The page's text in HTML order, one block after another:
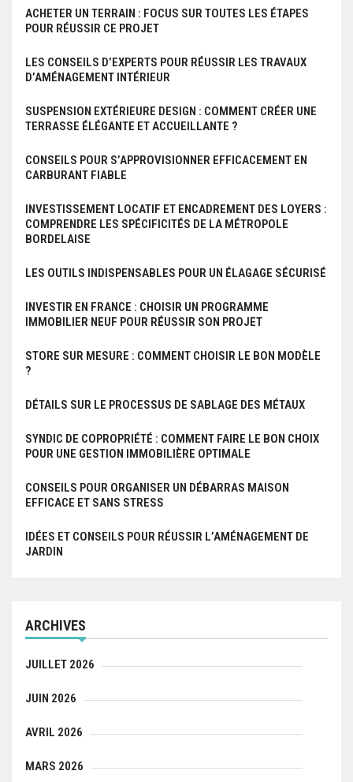
ACHETER UN TERRAIN : FOCUS SUR TOUTES LES ÉTAPES
POUR RÉUSSIR CE PROJET
LES CONSEILS D’EXPERTS POUR RÉUSSIR LES TRAVAUX
D’AMÉNAGEMENT INTÉRIEUR
SUSPENSION EXTÉRIEURE DESIGN : COMMENT CRÉER UNE
TERRASSE ÉLÉGANTE ET ACCUEILLANTE ?
CONSEILS POUR S’APPROVISIONNER EFFICACEMENT EN
CARBURANT FIABLE
INVESTISSEMENT LOCATIF ET ENCADREMENT DES LOYERS :
COMPRENDRE LES SPÉCIFICITÉS DE LA MÉTROPOLE
BORDELAISE
LES OUTILS INDISPENSABLES POUR UN ÉLAGAGE SÉCURISÉ
INVESTIR EN FRANCE : CHOISIR UN PROGRAMME
IMMOBILIER NEUF POUR RÉUSSIR SON PROJET
STORE SUR MESURE : COMMENT CHOISIR LE BON MODÈLE
?
DÉTAILS SUR LE PROCESSUS DE SABLAGE DES MÉTAUX
SYNDIC DE COPROPRIÉTÉ : COMMENT FAIRE LE BON CHOIX
POUR UNE GESTION IMMOBILIÈRE OPTIMALE
CONSEILS POUR ORGANISER UN DÉBARRAS MAISON
EFFICACE ET SANS STRESS
IDÉES ET CONSEILS POUR RÉUSSIR L’AMÉNAGEMENT DE
JARDIN
ARCHIVES
JUILLET 2026
JUIN 2026
AVRIL 2026
MARS 2026